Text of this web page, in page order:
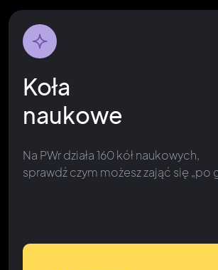
Koła
naukowe
Na PWr działa 160 kół naukowych,
sprawdź czym możesz zająć się „po